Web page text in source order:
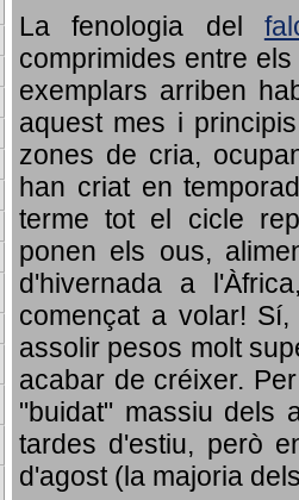
La fenologia del
comprimides entre
exemplars arriben
aquest mes i
zones de cria,
han criat en
terme tot el cicle
ponen els ous,
d'hivernada a
començat a volar!
assolir pesos molt
acabar de créixer.
"buidat" massiu dels
tardes d'estiu, però
d'agost (la majoria